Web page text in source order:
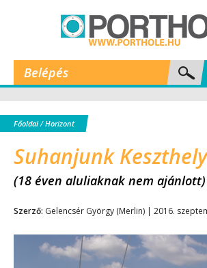
Belépés
Főoldal/Horizont
Suhanjunk
(18 éven aluliaknak nem ajánlott)
Szerző: Gelencsér György (Merlin) | 2016.